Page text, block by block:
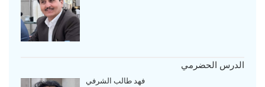
الدرس الحضرمي
فهد طالب الشرفي